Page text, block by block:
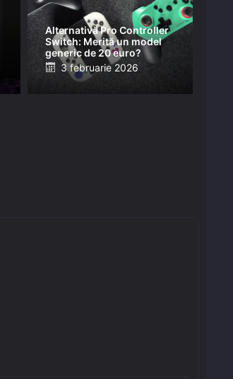
Alternativă Pro Controller
Switch: Merită un model
generic de 20 euro?
Posted
3 februarie 2026